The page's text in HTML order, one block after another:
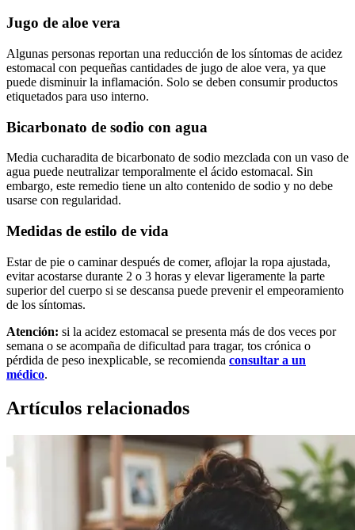
Jugo de aloe vera
Algunas personas reportan una reducción de los síntomas de acidez
estomacal con pequeñas cantidades de jugo de aloe vera, ya que
puede disminuir la inflamación. Solo se deben consumir productos
etiquetados para uso interno.
Bicarbonato de sodio con agua
Media cucharadita de bicarbonato de sodio mezclada con un vaso de
agua puede neutralizar temporalmente el ácido estomacal. Sin
embargo, este remedio tiene un alto contenido de sodio y no debe
usarse con regularidad.
Medidas de estilo de vida
Estar de pie o caminar después de comer, aflojar la ropa ajustada,
evitar acostarse durante 2 o 3 horas y elevar ligeramente la parte
superior del cuerpo si se descansa puede prevenir el empeoramiento
de los síntomas.
Atención: si la acidez estomacal se presenta más de dos veces por
semana o se acompaña de dificultad para tragar, tos crónica o
pérdida de peso inexplicable, se recomienda consultar a un
médico.
Artículos relacionados